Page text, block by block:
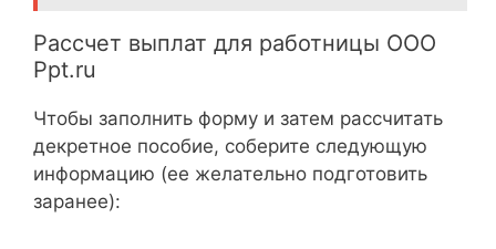
Рассчет выплат для работницы ООО
Ppt.ru
Чтобы заполнить форму и затем рассчитать
декретное пособие, соберите следующую
информацию (ее желательно подготовить
заранее):